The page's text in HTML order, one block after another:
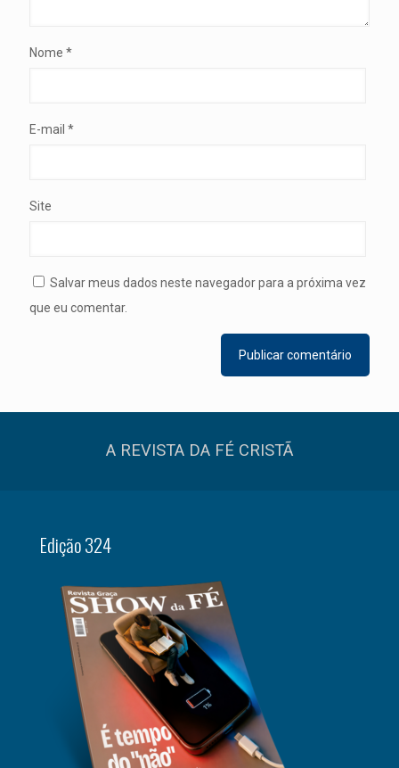
Nome *
E-mail *
Site
Salvar meus dados neste navegador para a próxima vez
que eu comentar.
A REVISTA DA FÉ CRISTÃ
Edição 324